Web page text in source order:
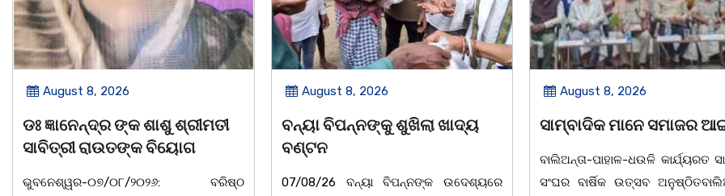
August 8, 2026
ବନ୍ୟା ବିପନ୍ନଙ୍କୁ ଶୁଖିଲା ଖାଦ୍ୟ
ବଣ୍ଟନ
07/08/26 ବନ୍ୟା ବିପନ୍ନଙ୍କ ଉଦେଶ୍ୟରେ
August 8, 2026
ସାମ୍ବାଦିକ ମାନେ ସମାଜର ଆଇନା
ବାଲିଅନ୍ତା-ପାହାଳ-ଧଉଳି କାର୍ଯ୍ୟରତ ସାମ୍ବାଦିକ
ସଂଘର ବାର୍ଷିକ ଉତ୍ସବ ଅନୁଷ୍ଠିତବାଲିଅନ୍ତା,୭|
August 7, 2026
ସମାଜସେବୀ ଗୋଲାପ ଦାସଙ୍କ
ଚିଲିକା, ୭। ୮:ଚିଲିକା ବ୍ଲକ